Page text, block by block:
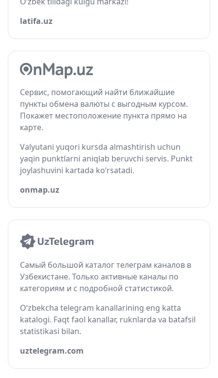
latifa.uz
Сервис, помогающий найти ближайшие
пункты обмена валюты с выгодным курсом.
Покажет местоположение пункта прямо на
карте.
Valyutani yuqori kursda almashtirish uchun
yaqin punktlarni aniqlab beruvchi servis. Punkt
joylashuvini kartada ko‘rsatadi.
onmap.uz
Самый большой каталог телеграм каналов в
Узбекистане. Только активные каналы по
категориям и с подробной статистикой.
O‘zbekcha telegram kanallarining eng katta
katalogi. Faqt faol kanallar, ruknlarda va batafsil
statistikasi bilan.
uztelegram.com